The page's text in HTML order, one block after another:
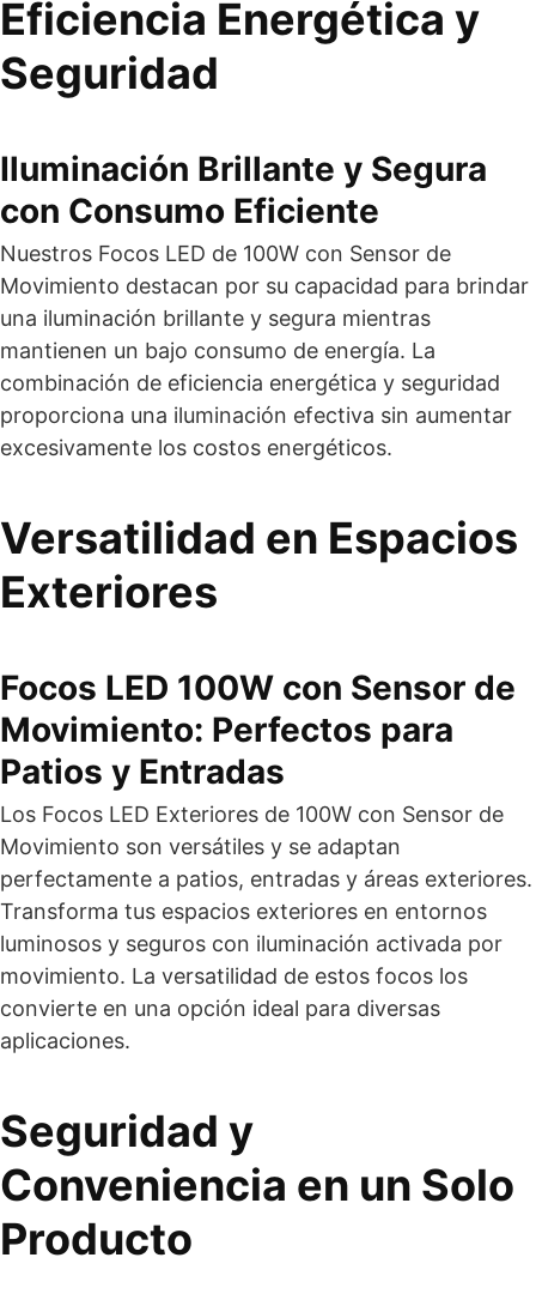
Eficiencia Energética y
Seguridad
Iluminación Brillante y Segura
con Consumo Eficiente
Nuestros Focos LED de 100W con Sensor de
Movimiento destacan por su capacidad para brindar
una iluminación brillante y segura mientras
mantienen un bajo consumo de energía. La
combinación de eficiencia energética y seguridad
proporciona una iluminación efectiva sin aumentar
excesivamente los costos energéticos.
Versatilidad en Espacios
Exteriores
Focos LED 100W con Sensor de
Movimiento: Perfectos para
Patios y Entradas
Los Focos LED Exteriores de 100W con Sensor de
Movimiento son versátiles y se adaptan
perfectamente a patios, entradas y áreas exteriores.
Transforma tus espacios exteriores en entornos
luminosos y seguros con iluminación activada por
movimiento. La versatilidad de estos focos los
convierte en una opción ideal para diversas
aplicaciones.
Seguridad y
Conveniencia en un Solo
Producto